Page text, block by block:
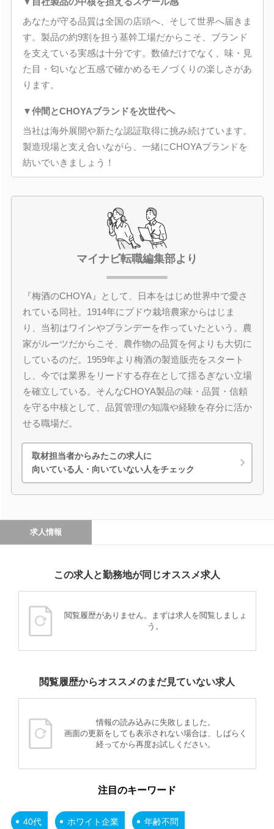
あなたが守る品質は全国の店頭へ、そして世界へ届きま
す。製品の約9割を担う基幹工場だからこそ、ブランド
を支えている実感は十分です。数値だけでなく、味・見
た目・匂いなど五感で確かめるモノづくりの楽しさがあ
ります。
▼仲間とCHOYAブランドを次世代へ
当社は海外展開や新たな認証取得に挑み続けています。
製造現場と支え合いながら、一緒にCHOYAブランドを
紡いでいきましょう！
マイナビ転職編集部より
『梅酒のCHOYA』として、日本をはじめ世界中で愛さ
れている同社。1914年にブドウ栽培農家からはじま
り、当初はワインやブランデーを作っていたという。農
家がルーツだからこそ、農作物の品質を何よりも大切に
しているのだ。1959年より梅酒の製造販売をスタート
し、今では業界をリードする存在として揺るぎない立場
を確立している。そんなCHOYA製品の味・品質・信頼
を守る中核として、品質管理の知識や経験を存分に活か
せる職場だ。
取材担当者からみたこの求人に
向いている人・向いていない人をチェック
求人情報
この求人と勤務地が同じオススメ求人
閲覧履歴がありません。まずは求人を閲覧しましょ
う。
閲覧履歴からオススメのまだ見ていない求人
情報の読み込みに失敗しました。
画面の更新をしても表示されない場合は、しばらく
経ってから再度お試しください。
注目のキーワード
40代 ホワイト企業 年齢不問